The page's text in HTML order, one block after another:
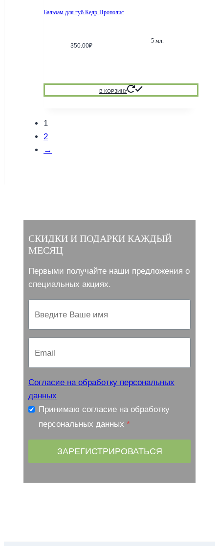
Бальзам для губ Кедр-Прополис
350.00₽
5 мл.
В КОРЗИНУ
1
2
→
СКИДКИ И ПОДАРКИ КАЖДЫЙ
МЕСЯЦ
Первыми получайте наши предложения о
специальных акциях.
Согласие на обработку персональных
данных
Принимаю согласие на обработку
персональных данных *
ЗАРЕГИСТРИРОВАТЬСЯ